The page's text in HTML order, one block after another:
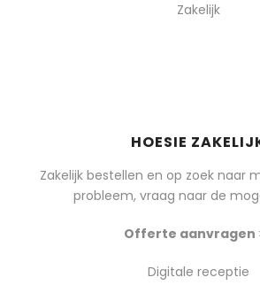
Zakelijk
HOESIE
Zakelijk bestellen en op zoek naar
probleem, vraag naar de
Offerte aanvragen
Digitale receptie